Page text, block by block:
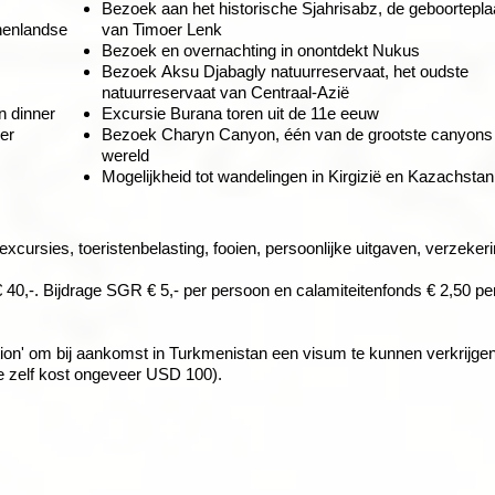
gebouwen, is omringd door hoge lemen stadswallen.
handelscentrum was langs de Zijderoute. Een schitterend
prachtig gedecoreerde openluchtmoskee, een harem, een
Bastion, het oudste deel van de stad, heb je een schitterend
deel van deze stad, de
Itsjan-Kala,
is een verzameling
de meeste schitterend zijn versierd met blauw gekleurd
uitzicht over de oase en de woestijn. Vanuit deze museumstad
naar de heilige Oezbeekse stad: Boechara. Onderweg maak je
place to be'
overvloed aan heiligdommen, tombes en koranscholen. Het lijkt wel
veel is veranderd in de laatste eeuwen. De warme zandkleur van de
harmonieuze uitstraling. Tientallen karavanserais,
dinner
Bezoek aan het historische Sjahrisabz, de
van Timoer Lenk
Bezoek en overnachting in onontdekt Nukus
Bezoek Aksu Djabagly natuurreservaat, het oudste
natuurreservaat van Centraal-Azië
Excursie Burana toren uit de 11e eeuw
Bezoek Charyn Canyon, één van de grootste
wereld
Mogelijkheid tot wandelingen in Kirgizië en Kazachstan
toeristenbelasting, fooien, persoonlijke uitgaven,
. Bijdrage SGR € 5,- per persoon en calamiteitenfonds € 2,50
om bij aankomst in Turkmenistan een visum te kunnen
zelf kost ongeveer USD 100).
van hetzelfde geslacht. Wil je niet ingedeeld worden met
boeken tegen de daarvoor geldende toeslag vanaf 495,-. Kies
het geldende bedrag voor jouw reis.
ook brandstof- en veiligheidstoeslagen. Bij Djoser zijn